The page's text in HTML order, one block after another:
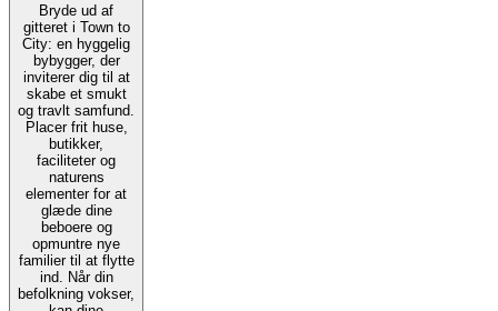
Bryde ud af
gitteret i Town to
City: en hyggelig
bybygger, der
inviterer dig til at
skabe et smukt
og travlt samfund.
Placer frit huse,
butikker,
faciliteter og
naturens
elementer for at
glæde dine
beboere og
opmuntre nye
familier til at flytte
ind. Når din
befolkning vokser,